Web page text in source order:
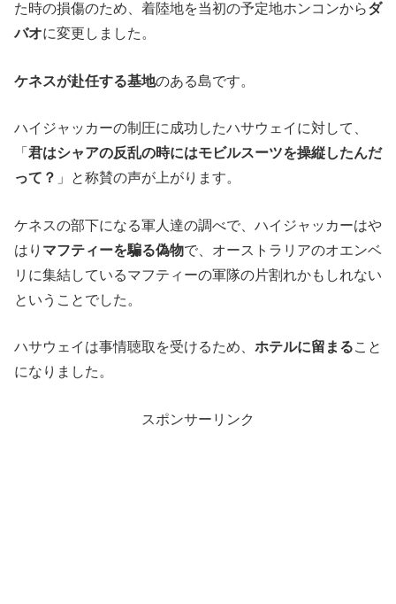
た時の損傷のため、着陸地を当初の予定地ホンコンからダ
バオに変更しました。
ケネスが赴任する基地のある島です。
ハイジャッカーの制圧に成功したハサウェイに対して、
「 君はシャアの反乱の時にはモビルスーツを操縦したんだ
って？ 」と称賛の声が上がります。
ケネスの部下になる軍人達の調べで、ハイジャッカーはや
はり マフティーを騙る偽物で、オーストラリアのオエンベ
リに集結しているマフティーの軍隊の片割れかもしれない
ということでした。
ハサウェイは事情聴取を受けるため、 ホテルに留まること
になりました。
スポンサーリンク